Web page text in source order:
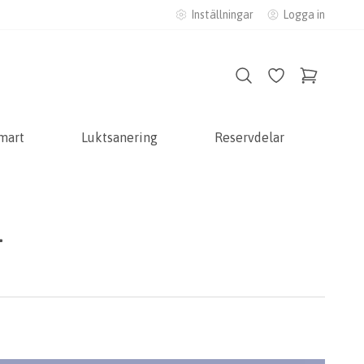
Inställningar Logga in
Luktsanering Reservdelar